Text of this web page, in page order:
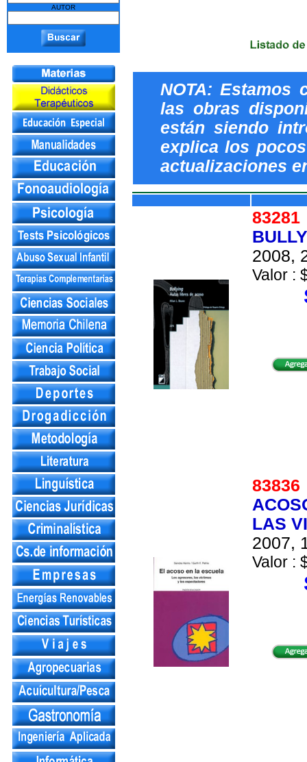
AUTOR
NOTA: Estamos
las obras
están siendo
explica los
actualizaciones
2008,
Valor :
LAS
2007,
Valor :